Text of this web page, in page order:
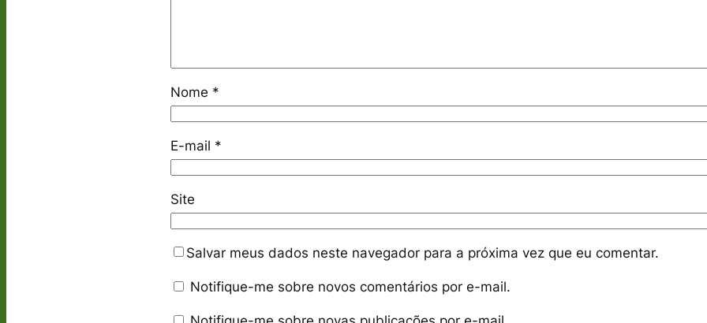
Nome *
E-mail *
Site
Salvar meus dados neste navegador para a próxima vez que eu comentar.
Notifique-me sobre novos comentários por e-mail.